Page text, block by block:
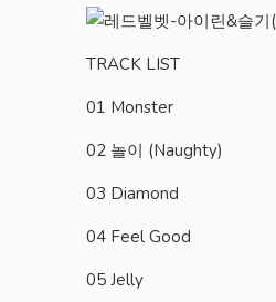
TRACK LIST
01 Monster
02 놀이 (Naughty)
03 Diamond
04 Feel Good
05 Jelly